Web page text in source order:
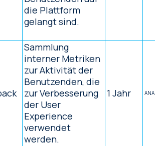
die Plattform
gelangt sind.
Sammlung
interner Metriken
zur Aktivität der
Benutzenden, die
zur Verbesserung
der User
Experience
verwendet
werden.
1 Jahr